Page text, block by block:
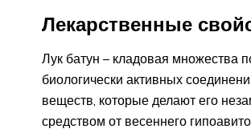
Лекарственные
Лук батун – кладовая множества
биологически активных
веществ, которые делают его
средством от весеннего